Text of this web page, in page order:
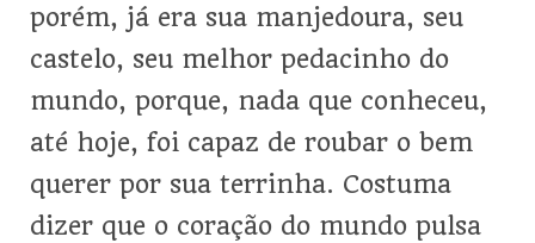
porém, já era sua manjedoura, seu
castelo, seu melhor pedacinho do
mundo, porque, nada que conheceu,
até hoje, foi capaz de roubar o bem
querer por sua terrinha. Costuma
dizer que o coração do mundo pulsa